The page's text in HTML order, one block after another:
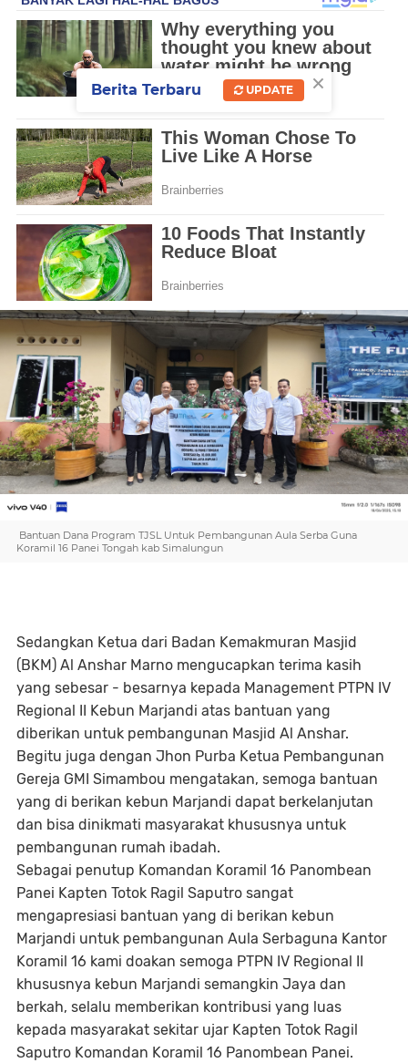
Bantuan Dana Program TJSL Untuk Pembangunan Aula Serba Guna
Koramil 16 Panei Tongah kab Simalungun
Sedangkan Ketua dari Badan Kemakmuran Masjid
(BKM) Al Anshar Marno mengucapkan terima kasih
yang sebesar - besarnya kepada Management PTPN IV
Regional II Kebun Marjandi atas bantuan yang
diberikan untuk pembangunan Masjid Al Anshar.
Begitu juga dengan Jhon Purba Ketua Pembangunan
Gereja GMI Simambou mengatakan, semoga bantuan
yang di berikan kebun Marjandi dapat berkelanjutan
dan bisa dinikmati masyarakat khususnya untuk
pembangunan rumah ibadah.
Sebagai penutup Komandan Koramil 16 Panombean
Panei Kapten Totok Ragil Saputro sangat
mengapresiasi bantuan yang di berikan kebun
Marjandi untuk pembangunan Aula Serbaguna Kantor
Koramil 16 kami doakan semoga PTPN IV Regional II
khususnya kebun Marjandi semangkin Jaya dan
berkah, selalu memberikan kontribusi yang luas
kepada masyarakat sekitar ujar Kapten Totok Ragil
Saputro Komandan Koramil 16 Panombean Panei.
×
Berita Terbaru UPDATE